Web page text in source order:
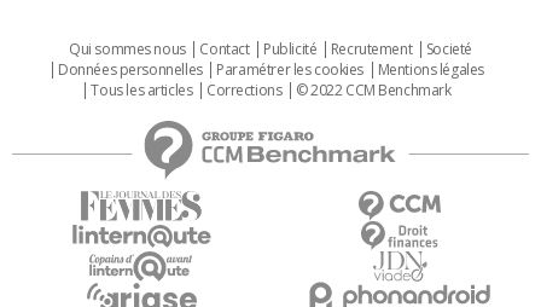
Qui sommes nous Contact Publicité Recrutement
Societé
Données personnelles
Paramétrer les cookies
Mentions légales
Tous les articles
Corrections © 2022 CCM Benchmark